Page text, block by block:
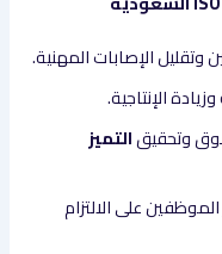
الإصابات المهنية.
الإنتاجية.
وتحقيقالتميز
على الالتزام